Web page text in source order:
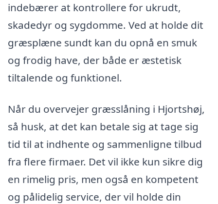
indebærer at kontrollere for ukrudt,
skadedyr og sygdomme. Ved at holde dit
græsplæne sundt kan du opnå en smuk
og frodig have, der både er æstetisk
tiltalende og funktionel.
Når du overvejer græsslåning i Hjortshøj,
så husk, at det kan betale sig at tage sig
tid til at indhente og sammenligne tilbud
fra flere firmaer. Det vil ikke kun sikre dig
en rimelig pris, men også en kompetent
og pålidelig service, der vil holde din